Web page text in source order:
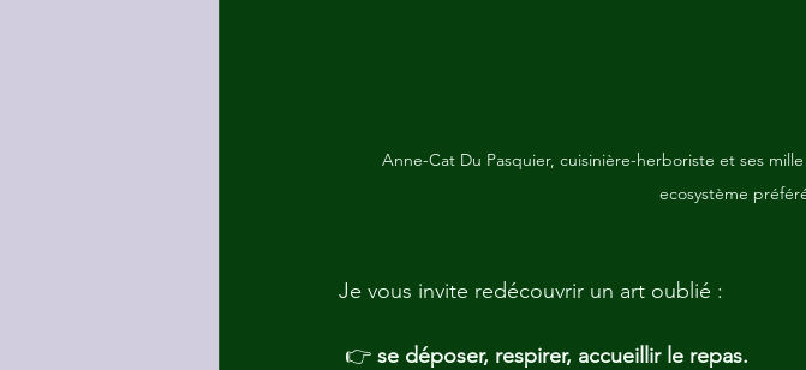
Anne-Cat Du Pasquier, cuisinière-herboriste et ses
ecosystème
Je vous invite redécouvrir un art oublié :
👉 se déposer, respirer, accueillir le repas.